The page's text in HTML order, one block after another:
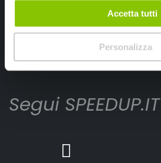
Accetta tutti
Personalizza
Segui SPEEDUP.IT